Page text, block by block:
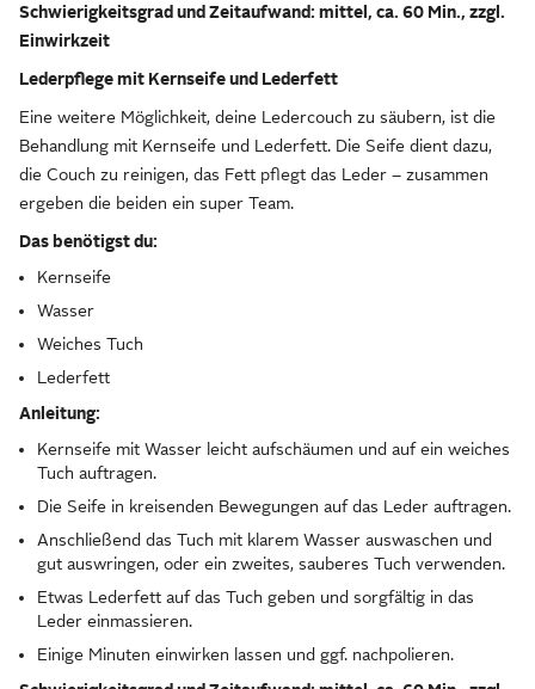
Schwierigkeitsgrad und Zeitaufwand: mittel, ca. 60 Min., zzgl.
Einwirkzeit
Lederpflege mit Kernseife und Lederfett
Eine weitere Möglichkeit, deine Ledercouch zu säubern, ist die
Behandlung mit Kernseife und Lederfett. Die Seife dient dazu,
die Couch zu reinigen, das Fett pflegt das Leder – zusammen
ergeben die beiden ein super Team.
Das benötigst du:
Kernseife
Wasser
Weiches Tuch
Lederfett
Anleitung:
Kernseife mit Wasser leicht aufschäumen und auf ein weiches
Tuch auftragen.
Die Seife in kreisenden Bewegungen auf das Leder auftragen.
Anschließend das Tuch mit klarem Wasser auswaschen und
gut auswringen, oder ein zweites, sauberes Tuch verwenden.
Etwas Lederfett auf das Tuch geben und sorgfältig in das
Leder einmassieren.
Einige Minuten einwirken lassen und ggf. nachpolieren.